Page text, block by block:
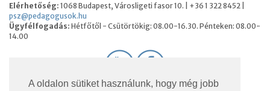
A oldalon sütiket használunk, hogy még jobb
Elérhetőség: 1068 Budapest, Városligeti fasor 10. | +36 1 322 8452 |
psz@pedagogusok.hu
Ügyfélfogadás: Hétfőtől - Csütörtökig: 08.00-16.30. Pénteken: 08.00-
14.00